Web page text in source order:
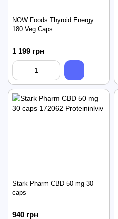
NOW Foods Thyroid Energy
180 Veg Caps
1 199 грн
Stark Pharm CBD 50 mg 30
caps
940 грн